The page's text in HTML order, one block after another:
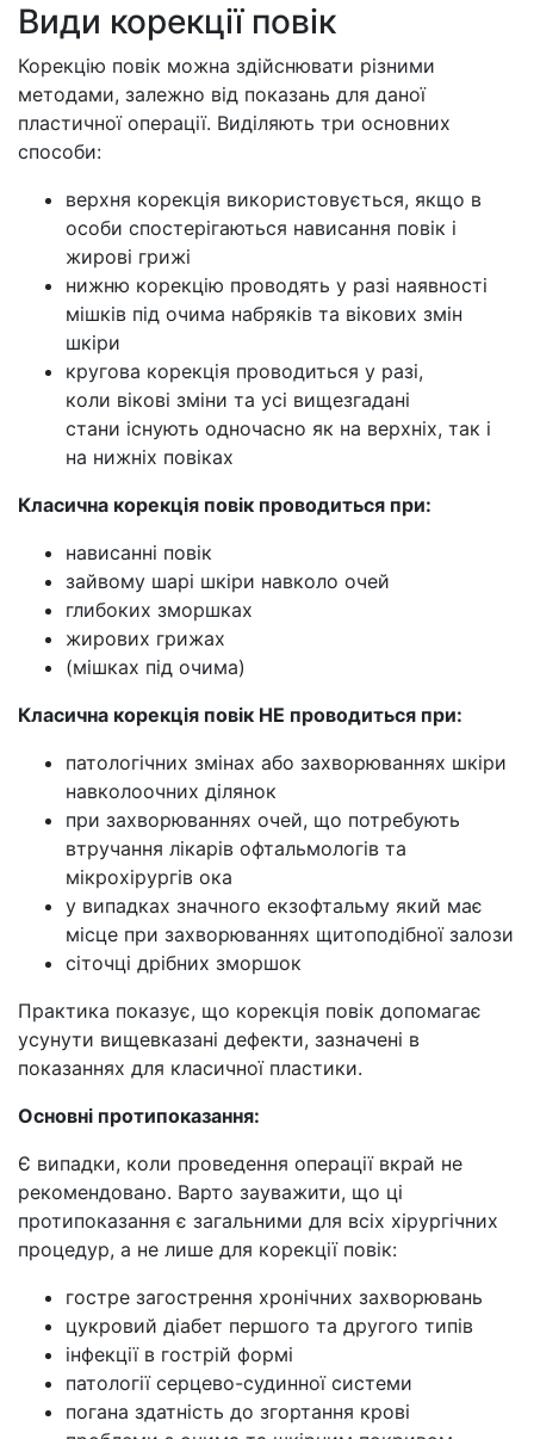
Види корекції повік
Корекцію повік можна здійснювати різними
методами, залежно від показань для даної
пластичної операції. Виділяють три основних
способи:
верхня корекція використовується, якщо в
особи спостерігаються нависання повік і
жирові грижі
нижню корекцію проводять у разі наявності
мішків під очима набряків та вікових змін
шкіри
кругова корекція проводиться у разі,
коли вікові зміни та усі вищезгадані
стани існують одночасно як на верхніх, так і
на нижніх повіках
Класична корекція повік проводиться при:
нависанні повік
зайвому шарі шкіри навколо очей
глибоких зморшках
жирових грижах
(мішках під очима)
Класична корекція повік НЕ проводиться при:
патологічних змінах або захворюваннях шкіри
навколоочних ділянок
при захворюваннях очей, що потребують
втручання лікарів офтальмологів та
мікрохірургів ока
у випадках значного екзофтальму який має
місце при захворюваннях щитоподібної залози
сіточці дрібних зморшок
Практика показує, що корекція повік допомагає
усунути вищевказані дефекти, зазначені в
показаннях для класичної пластики.
Основні протипоказання:
Є випадки, коли проведення операції вкрай не
рекомендовано. Варто зауважити, що ці
протипоказання є загальними для всіх хірургічних
процедур, а не лише для корекції повік:
гостре загострення хронічних захворювань
цукровий діабет першого та другого типів
інфекції в гострій формі
патології серцево-судинної системи
погана здатність до згортання крові